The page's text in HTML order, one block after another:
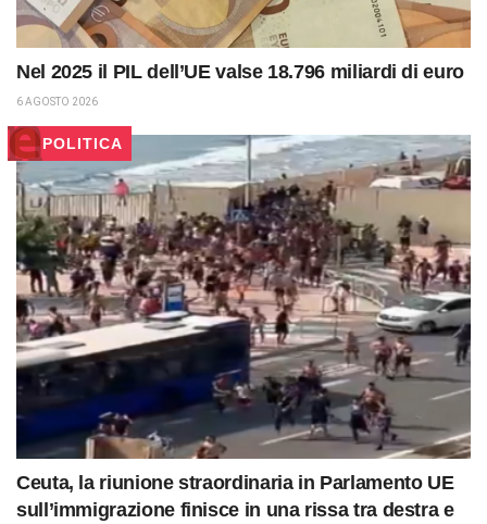
Nel 2025 il PIL dell’UE valse 18.796 miliardi di euro
6 AGOSTO 2026
POLITICA
Ceuta, la riunione straordinaria in Parlamento UE
sull’immigrazione finisce in una rissa tra destra e